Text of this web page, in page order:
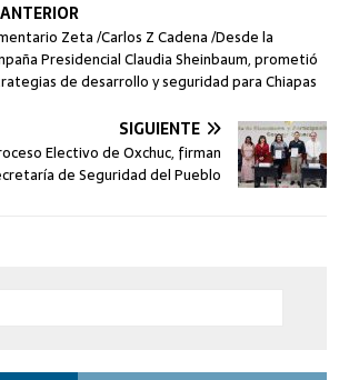
ANTERIOR
Zeta /Carlos Z Cadena /Desde la
Presidencial Claudia Sheinbaum, prometió
de desarrollo y seguridad para Chiapas
SIGUIENTE
Electivo de Oxchuc, firman
de Seguridad del Pueblo